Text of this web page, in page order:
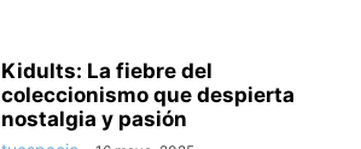
Kidults: La fiebre del
coleccionismo que despierta
nostalgia y pasión